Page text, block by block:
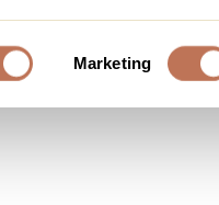
Marketing